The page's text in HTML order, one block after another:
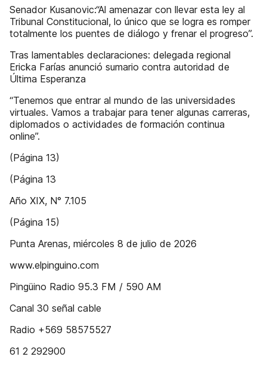
Senador Kusanovic:“Al amenazar con llevar esta ley al
Tribunal Constitucional, lo único que se logra es romper
totalmente los puentes de diálogo y frenar el progreso”.
Tras lamentables declaraciones: delegada regional
Ericka Farías anunció sumario contra autoridad de
Última Esperanza
“Tenemos que entrar al mundo de las universidades
virtuales. Vamos a trabajar para tener algunas carreras,
diplomados o actividades de formación continua
online”.
(Página 13)
(Página 13
Año XIX, N° 7.105
(Página 15)
Punta Arenas, miércoles 8 de julio de 2026
www.elpinguino.com
Pingüino Radio 95.3 FM / 590 AM
Canal 30 señal cable
Radio +569 58575527
61 2 292900